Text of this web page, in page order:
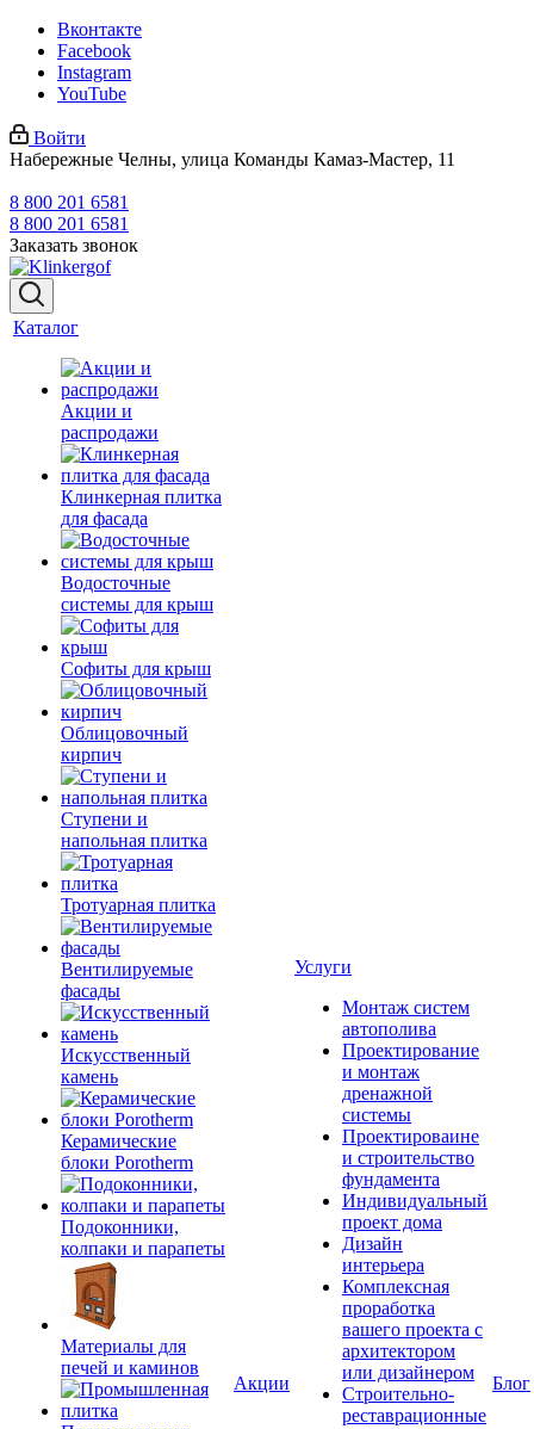
Вконтакте
Facebook
Instagram
YouTube
Войти
Набережные Челны, улица Команды Камаз-Мастер, 11
8 800 201 6581
8 800 201 6581
Заказать звонок
Каталог
Акции и
распродажи
Клинкерная плитка
для фасада
Водосточные
системы для крыш
Софиты для крыш
Облицовочный
кирпич
Ступени и
напольная плитка
Тротуарная плитка
Вентилируемые
фасады
Искусственный
камень
Керамические
блоки Porotherm
Подоконники,
колпаки и парапеты
Материалы для
печей и каминов
Акции
Услуги
Монтаж систем
автополива
Проектирование
и монтаж
дренажной
системы
Проектироваине
и строительство
фундамента
Индивидуальный
проект дома
Дизайн
интерьера
Комплексная
проработка
вашего проекта с
архитектором
или дизайнером
Строительно-
реставрационные
Блог